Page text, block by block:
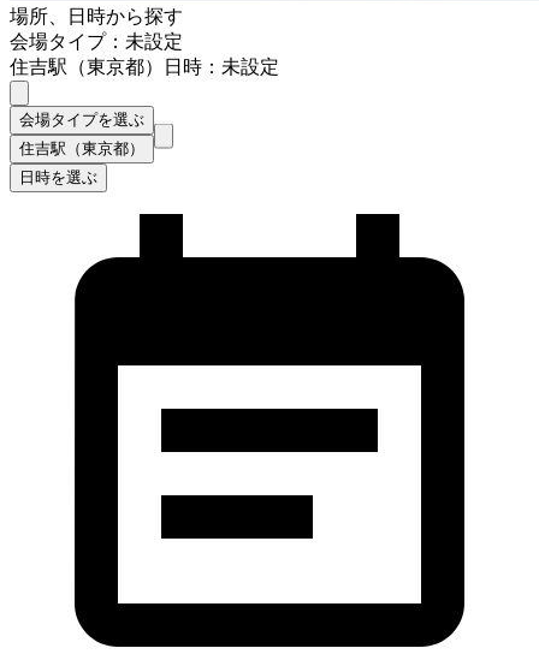
場所、日時から探す
会場タイプ：未設定
住吉駅（東京都）
日時：未設定
会場タイプを選ぶ
住吉駅（東京都）
日時を選ぶ